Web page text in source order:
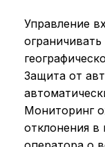
Управление
Защита от
Мониторинг
отклонения